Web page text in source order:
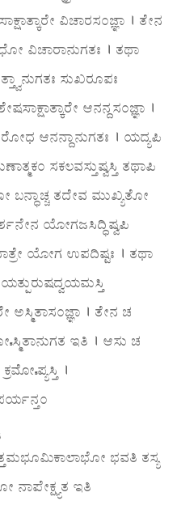
ವಿಚಾರಸಂಜ್ಞಾ । ತೇನ
ವಿಚಾರಾನುಗತಃ । ತಥಾ
ಸುಖರೂಪಃ
ಆನನ್ದಸಂಜ್ಞಾ ।
ಆನನ್ದಾನುಗತಃ । ಯದ್ಯಪಿ
ಸಕಲವಸ್ತುಷ್ವಸ್ತಿ ತಥಾಪಿ
ಬನ್ಧಾಚ್ಚ ತದೇವ ಮುಖ್ಯತೋ
ಯೋಗಜಸಿದ್ಧಿಷ್ವಪಿ
ಯೋಗ ಉಪದಿಷ್ಟಃ । ತಥಾ
ಯತ್ಪುರುಷದ್ವಯಮಸ್ತಿ
ಅಸ್ಮಿತಾಸಂಜ್ಞಾ । ತೇನ ಚ
ಇತಿ । ಆಸು ಚ
।
ಭವತಿ ತಸ್ಯ
ಇತಿ